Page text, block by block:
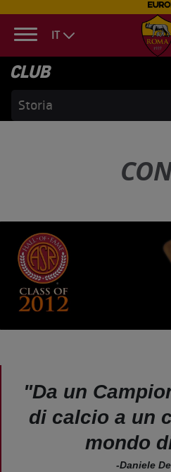
IT
CLUB
Storia
"Da un
di calcio a un
mondo
-Daniele